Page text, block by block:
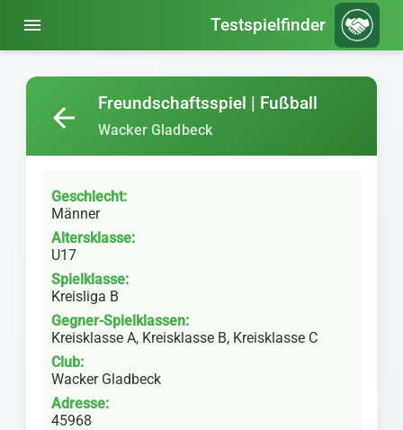
menu Testspielfinder
Freundschaftsspiel | Fußball
Wacker Gladbeck
arrow_back
Geschlecht:
Männer
Altersklasse:
U17
Spielklasse:
Kreisliga B
Gegner-Spielklassen:
Kreisklasse A, Kreisklasse B, Kreisklasse C
Club:
Wacker Gladbeck
Adresse:
45968